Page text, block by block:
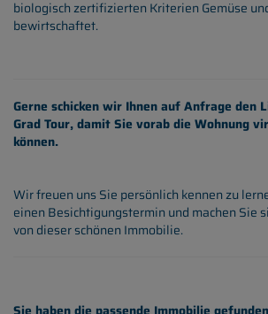
biologisch zertifizierten Kriterien Gemüse
bewirtschaftet.
Gerne schicken wir Ihnen auf Anfrage den
Grad Tour, damit Sie vorab die Wohnung
können.
Wir freuen uns Sie persönlich kennen zu
einen Besichtigungstermin und machen Sie
von dieser schönen Immobilie.